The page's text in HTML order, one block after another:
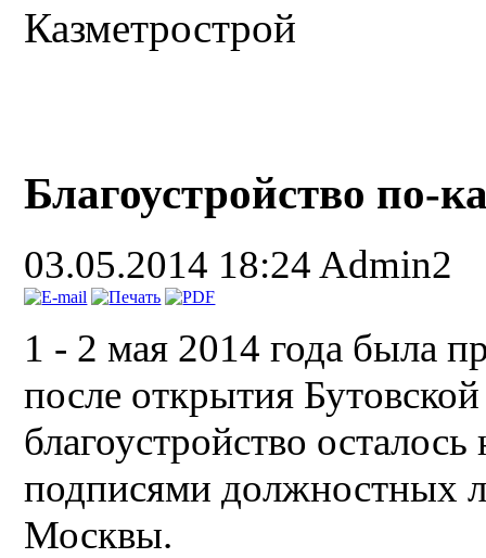
Казметрострой
Благоустройство по-
03.05.2014 18:24 Admin2
1 - 2 мая 2014 года была
после открытия
благоустройство
подписями должностных
Москвы.